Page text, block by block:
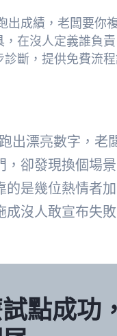
出成績，老闆要你
在沒人定義誰負
診斷，提供免費流
出漂亮數字，
，卻發現換個場
的是幾位熱情者
成沒人敢宣布失
點成功